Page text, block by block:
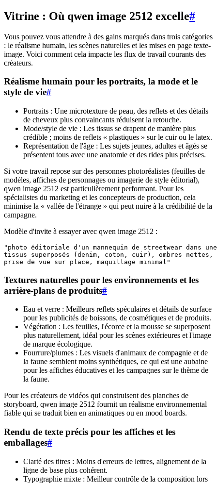
Vitrine : Où qwen image 2512 excelle#
Vous pouvez vous attendre à des gains marqués dans trois catégories
: le réalisme humain, les scènes naturelles et les mises en page texte-
image. Voici comment cela impacte les flux de travail courants des
créateurs.
Réalisme humain pour les portraits, la mode et le
style de vie#
Portraits : Une microtexture de peau, des reflets et des détails
de cheveux plus convaincants réduisent la retouche.
Mode/style de vie : Les tissus se drapent de manière plus
crédible ; moins de reflets « plastiques » sur le cuir ou le latex.
Représentation de l'âge : Les sujets jeunes, adultes et âgés se
présentent tous avec une anatomie et des rides plus précises.
Si votre travail repose sur des personnes photoréalistes (feuilles de
modèles, affiches de personnages ou imagerie de style éditorial),
qwen image 2512 est particulièrement performant. Pour les
spécialistes du marketing et les concepteurs de production, cela
minimise la « vallée de l'étrange » qui peut nuire à la crédibilité de la
campagne.
Modèle d'invite à essayer avec qwen image 2512 :
"photo éditoriale d'un mannequin de streetwear dans
tissus superposés (denim, coton, cuir), ombres nettes,
Textures naturelles pour les environnements et les
arrière-plans de produits#
Eau et verre : Meilleurs reflets spéculaires et détails de surface
pour les publicités de boissons, de cosmétiques et de produits.
Végétation : Les feuilles, l'écorce et la mousse se superposent
plus naturellement, idéal pour les scènes extérieures et l'image
de marque écologique.
Fourrure/plumes : Les visuels d'animaux de compagnie et de
la faune semblent moins synthétiques, ce qui est une aubaine
pour les affiches éducatives et les campagnes sur le thème de
la faune.
Pour les créateurs de vidéos qui construisent des planches de
storyboard, qwen image 2512 fournit un réalisme environnemental
fiable qui se traduit bien en animatiques ou en mood boards.
Rendu de texte précis pour les affiches et les
emballages#
Clarté des titres : Moins d'erreurs de lettres, alignement de la
ligne de base plus cohérent.
Typographie mixte : Meilleur contrôle de la composition lors